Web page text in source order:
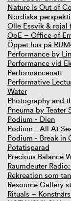
Nature Is Out of
Nordiska
Olle Essvik & rojal
OoE – Office of
Öppet hus på
Performance by
Performance vid
Performancenatt
Performative
Water
Photography and
Pneuma by Teater
Podium - Dien
Podium - All At
Podium - Break in
Potatisparad
Precious Balance
Raumdeuter
Rekreation som
Resource Gallery
Rituals –